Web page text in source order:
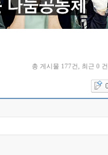
총 게시물 177건, 최근 0 건